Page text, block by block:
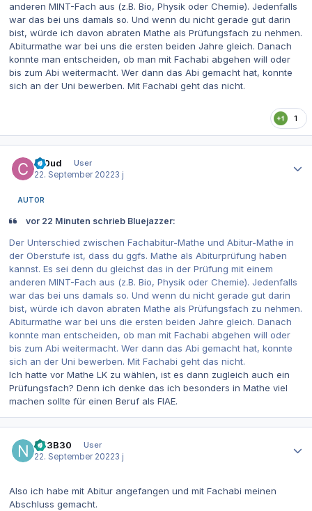
anderen MINT-Fach aus (z.B. Bio, Physik oder Chemie). Jedenfalls
war das bei uns damals so. Und wenn du nicht gerade gut darin
bist, würde ich davon abraten Mathe als Prüfungsfach zu nehmen.
Abiturmathe war bei uns die ersten beiden Jahre gleich. Danach
konnte man entscheiden, ob man mit Fachabi abgehen will oder
bis zum Abi weitermacht. Wer dann das Abi gemacht hat, konnte
sich an der Uni bewerben. Mit Fachabi geht das nicht.
1
Cl0ud
User
22. September 20223 j
AUTOR
vor 22 Minuten schrieb Bluejazzer:
Der Unterschied zwischen Fachabitur-Mathe und Abitur-Mathe in
der Oberstufe ist, dass du ggfs. Mathe als Abiturprüfung haben
kannst. Es sei denn du gleichst das in der Prüfung mit einem
anderen MINT-Fach aus (z.B. Bio, Physik oder Chemie). Jedenfalls
war das bei uns damals so. Und wenn du nicht gerade gut darin
bist, würde ich davon abraten Mathe als Prüfungsfach zu nehmen.
Abiturmathe war bei uns die ersten beiden Jahre gleich. Danach
konnte man entscheiden, ob man mit Fachabi abgehen will oder
bis zum Abi weitermacht. Wer dann das Abi gemacht hat, konnte
sich an der Uni bewerben. Mit Fachabi geht das nicht.
Ich hatte vor Mathe LK zu wählen, ist es dann zugleich auch ein
Prüfungsfach? Denn ich denke das ich besonders in Mathe viel
machen sollte für einen Beruf als FIAE.
N53B30
User
22. September 20223 j
Also ich habe mit Abitur angefangen und mit Fachabi meinen
Abschluss gemacht.